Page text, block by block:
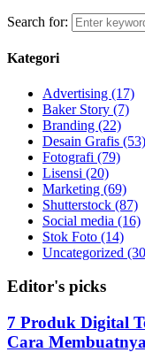
Search for:
Kategori
Advertising (17)
Baker Story (7)
Branding (22)
Desain Grafis (53)
Fotografi (79)
Lisensi (20)
Marketing (69)
Shutterstock (87)
Social media (16)
Stok Foto (14)
Uncategorized
Editor's picks
7 Produk Digital
Cara